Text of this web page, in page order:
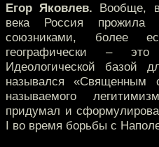
Егор Яковлев. Вообще,
века Россия прожила
союзниками, более
географически –
Идеологической базой
назывался
называемого
придумал и
I во время борьбы с